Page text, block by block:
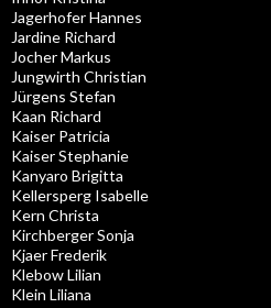
Jagerhofer Hannes
Jardine Richard
Jocher Markus
Jungwirth Christian
Jürgens Stefan
Kaan Richard
Kaiser Patricia
Kaiser Stephanie
Kanyaro Brigitta
Kellersperg Isabelle
Kern Christa
Kirchberger Sonja
Kjaer Frederik
Klebow Lilian
Klein Liliana